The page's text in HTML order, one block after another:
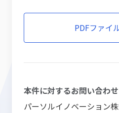
PDFファイ
本件に対するお問い合わせ
パーソルイノベーション